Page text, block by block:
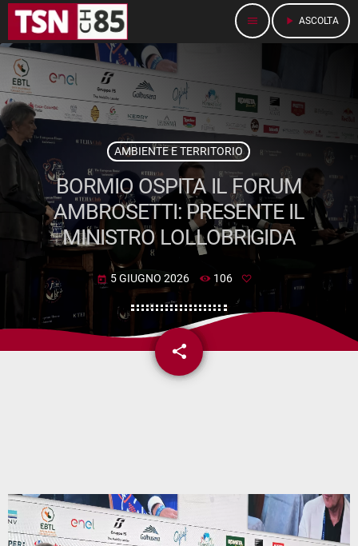
menu play_arrow ASCOLTA
AMBIENTE E TERRITORIO
BORMIO OSPITA IL FORUM
AMBROSETTI: PRESENTE IL
MINISTRO LOLLOBRIGIDA
today 5 GIUGNO 2026 106
share
email